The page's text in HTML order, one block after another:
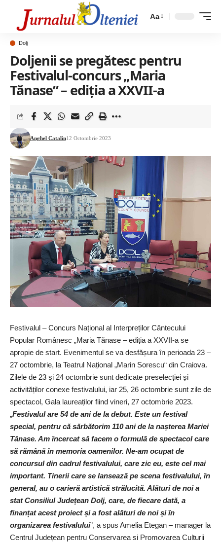
Aa
Dolj
Doljenii se pregătesc pentru
Festivalul-concurs „Maria
Tănase” – ediția a XXVII-a
Anghel Catalin12 Octombrie 2023
Festivalul – Concurs Național al Interpreților Cântecului
Popular Românesc „Maria Tănase – ediția a XXVII-a se
apropie de start. Evenimentul se va desfășura în perioada 23 –
27 octombrie, la Teatrul Național „Marin Sorescu“ din Craiova.
Zilele de 23 și 24 octombrie sunt dedicate preselecției și
activităților conexe festivalului, iar 25, 26 octombrie sunt zile de
spectacol, Gala laureaților fiind vineri, 27 octombrie 2023.
„Festivalul are 54 de ani de la debut. Este un festival
special, pentru că sărbătorim 110 ani de la nașterea Mariei
Tănase. Am încercat să facem o formulă de spectacol care
să rămână în memoria oamenilor. Ne-am ocupat de
concursul din cadrul festivalului, care zic eu, este cel mai
important. Tinerii care se lansează pe scena festivalului, în
general, au o carieră artistică strălucită. Alături de noi a
stat Consiliul Județean Dolj, care, de fiecare dată, a
finanțat acest proiect și a fost alături de noi și în
organizarea festivalului”, a spus Amelia Etegan – manager la
Centrul Județean pentru Conservarea si Promovarea Culturii